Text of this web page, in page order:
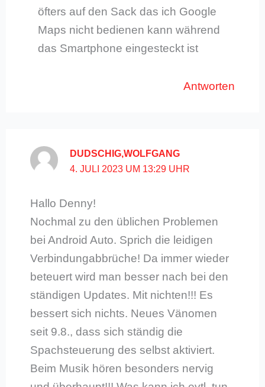
öfters auf den Sack das ich Google
Maps nicht bedienen kann während
das Smartphone eingesteckt ist
Antworten
DUDSCHIG,WOLFGANG
4. JULI 2023 UM 13:29 UHR
Hallo Denny!
Nochmal zu den üblichen Problemen
bei Android Auto. Sprich die leidigen
Verbindungabbrüche! Da immer wieder
beteuert wird man besser nach bei den
ständigen Updates. Mit nichten!!! Es
bessert sich nichts. Neues Vänomen
seit 9.8., dass sich ständig die
Spachsteuerung des selbst aktiviert.
Beim Musik hören besonders nervig